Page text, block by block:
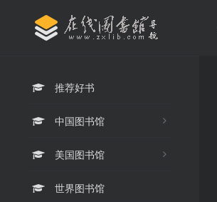
推荐好书
中国图书馆
美国图书馆
世界图书馆